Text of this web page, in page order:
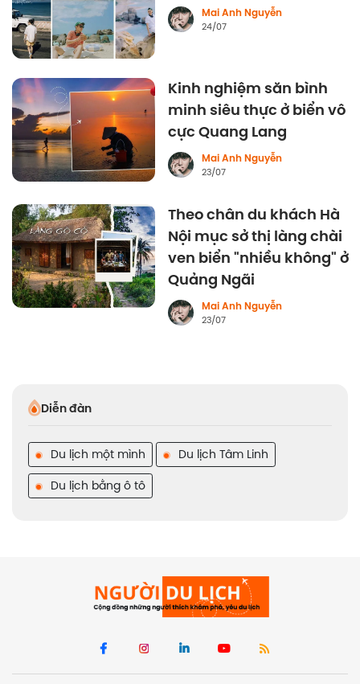
Mai Anh Nguyễn
24/07
Kinh nghiệm săn bình
minh siêu thực ở biển vô
cực Quang Lang
Mai Anh Nguyễn
23/07
Theo chân du khách Hà
Nội mục sở thị làng chài
ven biển "nhiều không" ở
Quảng Ngãi
Mai Anh Nguyễn
23/07
Diễn đàn
Du lịch một mình
Du lịch Tâm Linh
Du lịch bằng ô tô